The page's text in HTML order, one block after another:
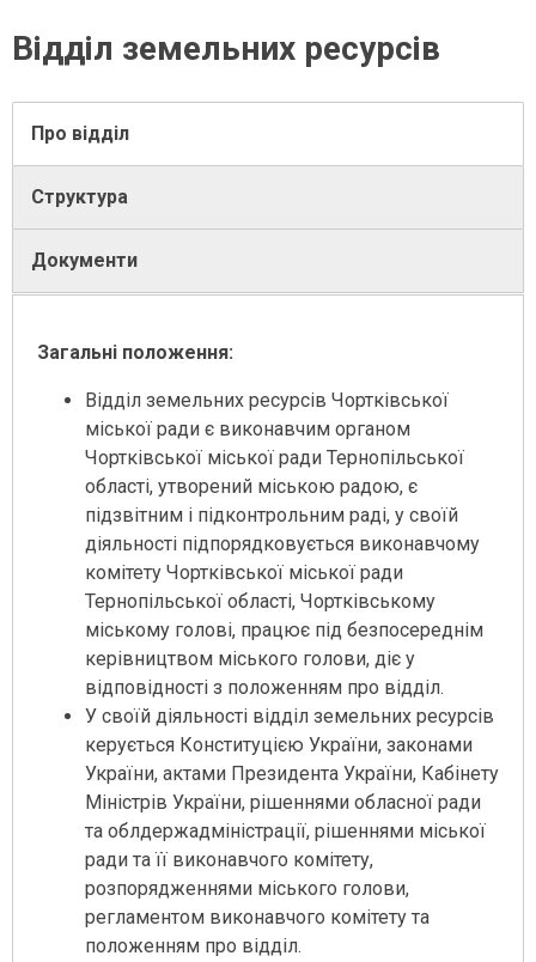
Відділ земельних ресурсів
Про відділ
Структура
Документи
Загальні положення:
Відділ земельних ресурсів Чортківської
міської ради є виконавчим органом
Чортківської міської ради Тернопільської
області, утворений міською радою, є
підзвітним і підконтрольним раді, у своїй
діяльності підпорядковується виконавчому
комітету Чортківської міської ради
Тернопільської області, Чортківському
міському голові, працює під безпосереднім
керівництвом міського голови, діє у
відповідності з положенням про відділ.
У своїй діяльності відділ земельних ресурсів
керується Конституцією України, законами
України, актами Президента України, Кабінету
Міністрів України, рішеннями обласної ради
та облдержадміністрації, рішеннями міської
ради та її виконавчого комітету,
розпорядженнями міського голови,
регламентом виконавчого комітету та
положенням про відділ.